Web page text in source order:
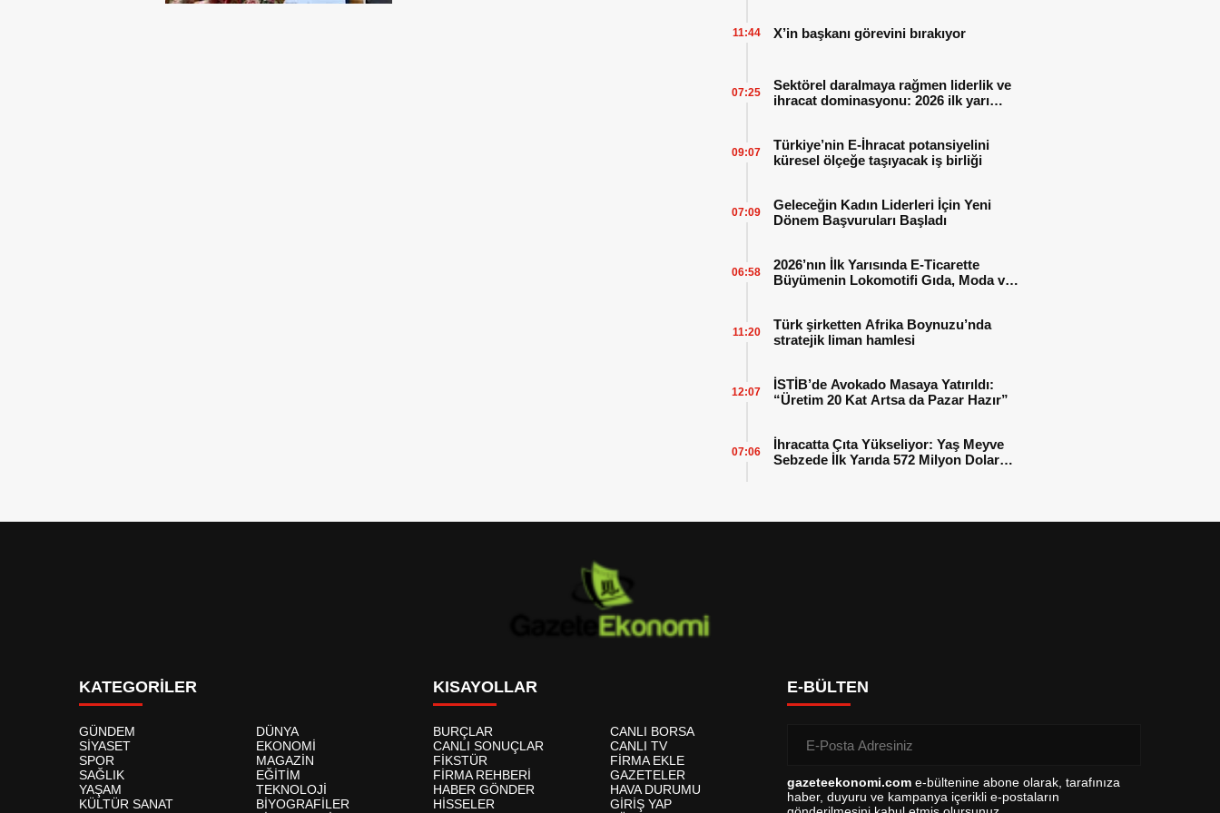
X’in başkanı görevini bırakıyor
11:44
Sektörel daralmaya rağmen liderlik ve
ihracat dominasyonu: 2026 ilk yarı
07:25
Türkiye’nin E-İhracat potansiyelini
küresel ölçeğe taşıyacak iş birliği
09:07
Geleceğin Kadın Liderleri İçin Yeni
Dönem Başvuruları Başladı
07:09
2026’nın İlk Yarısında E-Ticarette
Büyümenin Lokomotifi Gıda, Moda ve
06:58
Türk şirketten Afrika Boynuzu’nda
stratejik liman hamlesi
11:20
İSTİB’de Avokado Masaya Yatırıldı:
“Üretim 20 Kat Artsa da Pazar Hazır”
12:07
İhracatta Çıta Yükseliyor: Yaş Meyve
Sebzede İlk Yarıda 572 Milyon Dolar
07:06
KATEGORİLER
GÜNDEM
DÜNYA
SİYASET
EKONOMİ
SPOR
MAGAZİN
SAĞLIK
EĞİTİM
YAŞAM
TEKNOLOJİ
KÜLTÜR SANAT
BİYOGRAFİLER
KISAYOLLAR
BURÇLAR
CANLI BORSA
CANLI SONUÇLAR
CANLI TV
FİKSTÜR
FİRMA EKLE
FİRMA REHBERİ
GAZETELER
HABER GÖNDER
HAVA DURUMU
HİSSELER
GİRİŞ YAP
E-BÜLTEN
gazeteekonomi.com e-bültenine abone olarak, tarafınıza
haber, duyuru ve kampanya içerikli e-postaların